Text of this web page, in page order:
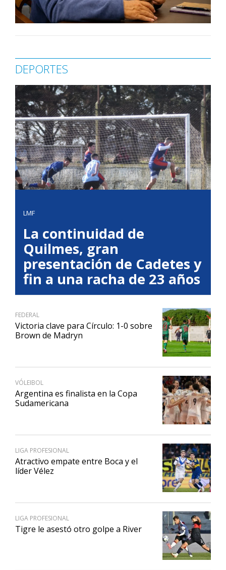
DEPORTES
LMF
La continuidad de
Quilmes, gran
presentación de Cadetes y
fin a una racha de 23 años
FEDERAL
Victoria clave para Círculo: 1-0 sobre
Brown de Madryn
VÓLEIBOL
Argentina es finalista en la Copa
Sudamericana
LIGA PROFESIONAL
Atractivo empate entre Boca y el
líder Vélez
LIGA PROFESIONAL
Tigre le asestó otro golpe a River